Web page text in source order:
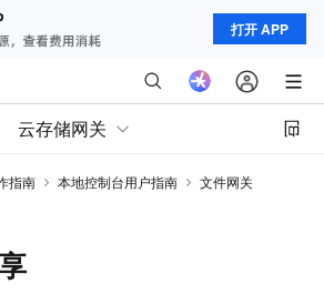
打开 APP
云存储网关
指南 本地控制台用户指南
文件网关